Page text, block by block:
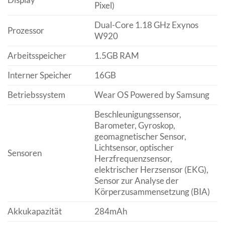
Pixel)
Prozessor
Dual-Core 1.18 GHz Exynos
W920
Arbeitsspeicher
1.5GB RAM
Interner Speicher
16GB
Betriebssystem
Wear OS Powered by Samsung
Sensoren
Beschleunigungssensor,
Barometer, Gyroskop,
geomagnetischer Sensor,
Lichtsensor, optischer
Herzfrequenzsensor,
elektrischer Herzsensor (EKG),
Sensor zur Analyse der
Körperzusammensetzung (BIA)
Akkukapazität
284mAh